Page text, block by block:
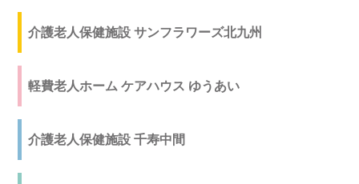
介護老人保健施設 サンフラワーズ北九州
軽費老人ホーム ケアハウス ゆうあい
介護老人保健施設 千寿中間